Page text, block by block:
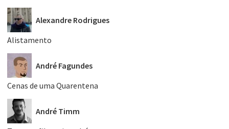
Alexandre Rodrigues
Alistamento
André Fagundes
Cenas de uma Quarentena
André Timm